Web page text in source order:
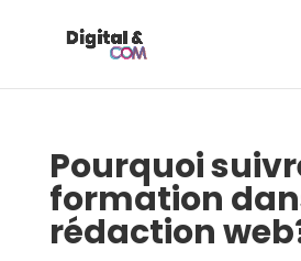
Pourquoi
formation
rédaction